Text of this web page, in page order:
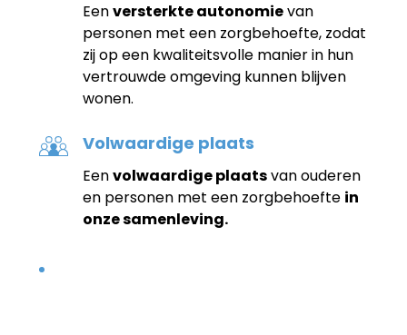
Eenversterkte autonomievan
personen met een zorgbehoefte, zodat
zij op een kwaliteitsvolle manier in hun
vertrouwde omgeving kunnen blijven
wonen.
Volwaardige plaats
Eenvolwaardige plaatsvan ouderen
en personen met een zorgbehoefte in
onze samenleving.